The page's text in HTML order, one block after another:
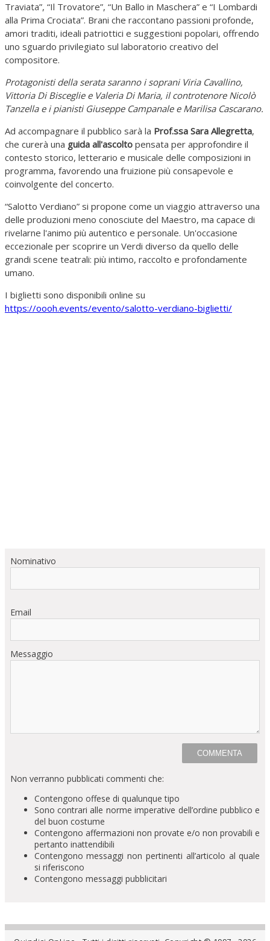
Traviata”, “Il Trovatore”, “Un Ballo in Maschera” e “I Lombardi
alla Prima Crociata”. Brani che raccontano passioni profonde,
amori traditi, ideali patriottici e suggestioni popolari, offrendo
uno sguardo privilegiato sul laboratorio creativo del
compositore.
Protagonisti della serata saranno i soprani Viria Cavallino,
Vittoria Di Bisceglie e Valeria Di Maria, il controtenore Nicolò
Tanzella e i pianisti Giuseppe Campanale e Marilisa Cascarano.
Ad accompagnare il pubblico sarà la Prof.ssa Sara Allegretta,
che curerà una guida all'ascolto pensata per approfondire il
contesto storico, letterario e musicale delle composizioni in
programma, favorendo una fruizione più consapevole e
coinvolgente del concerto.
“Salotto Verdiano” si propone come un viaggio attraverso una
delle produzioni meno conosciute del Maestro, ma capace di
rivelarne l'animo più autentico e personale. Un'occasione
eccezionale per scoprire un Verdi diverso da quello delle
grandi scene teatrali: più intimo, raccolto e profondamente
umano.
I biglietti sono disponibili online su
https://oooh.events/evento/salotto-verdiano-biglietti/
Nominativo
Email
Messaggio
Non verranno pubblicati commenti che:
Contengono offese di qualunque tipo
Sono contrari alle norme imperative dell’ordine pubblico e
del buon costume
Contengono affermazioni non provate e/o non provabili e
pertanto inattendibili
Contengono messaggi non pertinenti all’articolo al quale
si riferiscono
Contengono messaggi pubblicitari